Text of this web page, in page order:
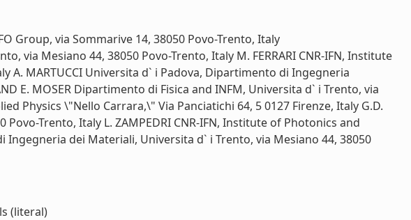
Group, via Sommarive 14, 38050 Povo-Trento, Italy
via Mesiano 44, 38050 Povo-Trento, Italy M. FERRARI CNR-IFN, Institute
A. MARTUCCI Universita d` i Padova, Dipartimento di Ingegneria
E. MOSER Dipartimento di Fisica and INFM, Universita d` i Trento, via
Physics \"Nello Carrara,\" Via Panciatichi 64, 5 0127 Firenze, Italy G.D.
Trento, Italy L. ZAMPEDRI CNR-IFN, Institute of Photonics and
dei Materiali, Universita d` i Trento, via Mesiano 44, 38050
(literal)